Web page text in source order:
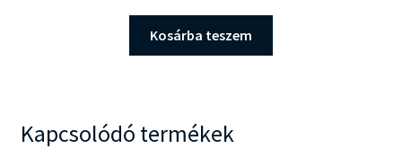
Kosárba teszem
Kapcsolódó termékek